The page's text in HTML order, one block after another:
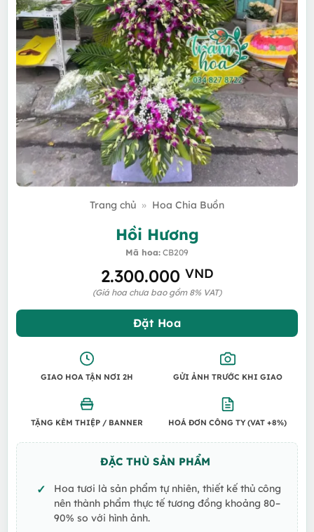
Trang chủ » Hoa Chia Buồn
Hồi Hương
Mã hoa: CB209
2.300.000 VND
(Giá hoa chưa bao gồm 8% VAT)
Đặt Hoa
GIAO HOA TẬN NƠI 2H GỬI ẢNH TRƯỚC KHI GIAO
TẶNG KÈM THIỆP / BANNER HOÁ ĐƠN CÔNG TY (VAT +8%)
ĐẶC THÙ SẢN PHẨM
Hoa tươi là sản phẩm tự nhiên, thiết kế thủ công
nên thành phẩm thực tế tương đồng khoảng 80–
90% so với hình ảnh.